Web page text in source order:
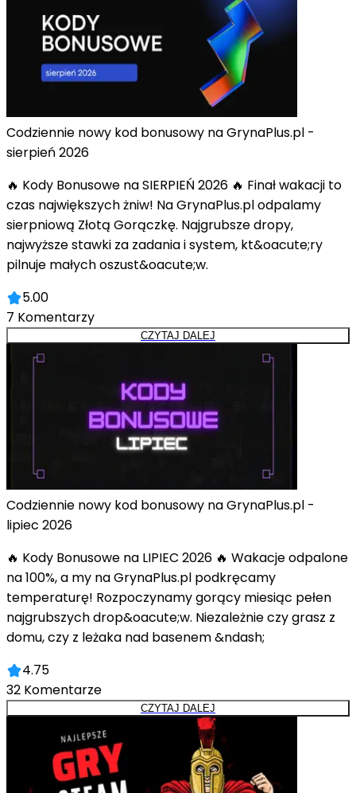
Codziennie nowy kod bonusowy na GrynaPlus.pl -
sierpień 2026
🔥 Kody Bonusowe na SIERPIEŃ 2026 🔥 Finał wakacji to
czas największych żniw! Na GrynaPlus.pl odpalamy
sierpniową Złotą Gorączkę. Najgrubsze dropy,
najwyższe stawki za zadania i system, kt&oacute;ry
pilnuje małych oszust&oacute;w.
5.00
7 Komentarzy
CZYTAJ DALEJ
Codziennie nowy kod bonusowy na GrynaPlus.pl -
lipiec 2026
🔥 Kody Bonusowe na LIPIEC 2026 🔥 Wakacje odpalone
na 100%, a my na GrynaPlus.pl podkręcamy
temperaturę! Rozpoczynamy gorący miesiąc pełen
najgrubszych drop&oacute;w. Niezależnie czy grasz z
domu, czy z leżaka nad basenem &ndash;
4.75
32 Komentarze
CZYTAJ DALEJ